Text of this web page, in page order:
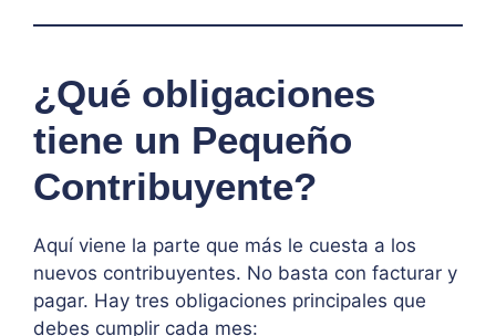
¿Qué obligaciones
tiene un Pequeño
Contribuyente?
Aquí viene la parte que más le cuesta a los
nuevos contribuyentes. No basta con facturar y
pagar. Hay tres obligaciones principales que
debes cumplir cada mes: